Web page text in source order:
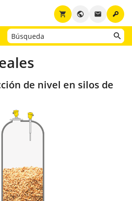
key
email
public
shopping_cart
de nivel en silos de